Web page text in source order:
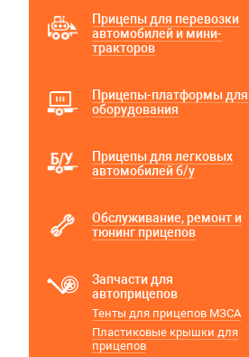
Прицепы для перевозки
автомобилей и мини-
тракторов
Прицепы-платформы для
оборудования
Прицепы для легковых
автомобилей б/у
Обслуживание, ремонт и
тюнинг прицепов
Запчасти для
автоприцепов
Тенты для прицепов МЗСА
Пластиковые крышки для
прицепов